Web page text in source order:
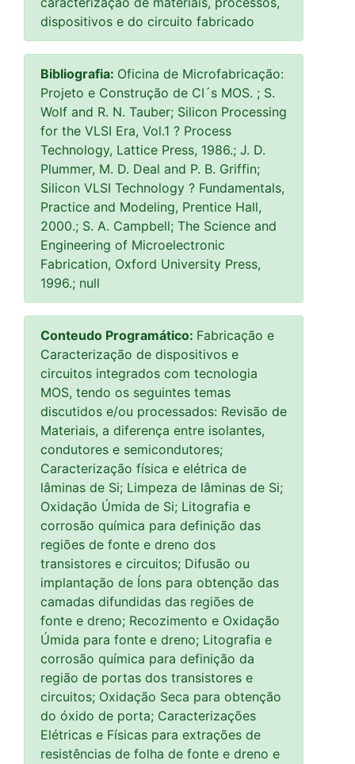
dispositivos e do circuito fabricado
Bibliografia: Oficina de Microfabricação:
Projeto e Construção de CI´s MOS. ; S.
Wolf and R. N. Tauber; Silicon Processing
for the VLSI Era, Vol.1 ? Process
Technology, Lattice Press, 1986.; J. D.
Plummer, M. D. Deal and P. B. Griffin;
Silicon VLSI Technology ? Fundamentals,
Practice and Modeling, Prentice Hall,
2000.; S. A. Campbell; The Science and
Engineering of Microelectronic
Fabrication, Oxford University Press,
1996.; null
Conteudo Programático: Fabricação e
Caracterização de dispositivos e
circuitos integrados com tecnologia
MOS, tendo os seguintes temas
discutidos e/ou processados: Revisão de
Materiais, a diferença entre isolantes,
condutores e semicondutores;
Caracterização física e elétrica de
lâminas de Si; Limpeza de lâminas de Si;
Oxidação Úmida de Si; Litografia e
corrosão química para definição das
regiões de fonte e dreno dos
transistores e circuitos; Difusão ou
implantação de Íons para obtenção das
camadas difundidas das regiões de
fonte e dreno; Recozimento e Oxidação
Úmida para fonte e dreno; Litografia e
corrosão química para definição da
região de portas dos transistores e
circuitos; Oxidação Seca para obtenção
do óxido de porta; Caracterizações
Elétricas e Físicas para extrações de
resistências de folha de fonte e dreno e